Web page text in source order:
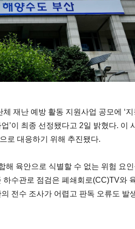
재난 예방 활동 지원사업 공모에 ‘지
’이 최종 선정됐다고 2일 밝혔다. 이
로 대응하기 위해 추진됐다.
해 육안으로 식별할 수 없는 위험 요
수관로 점검은 폐쇄회로(CC)TV와
전수 조사가 어렵고 판독 오류도 발